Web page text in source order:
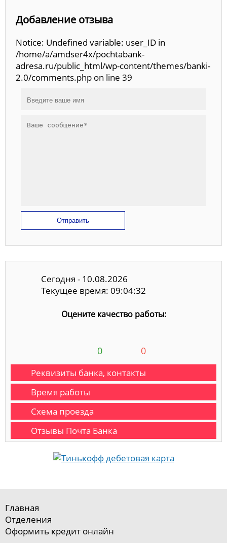
Добавление отзыва
Notice: Undefined variable: user_ID in
/home/a/amdser4x/pochtabank-
adresa.ru/public_html/wp-content/themes/banki-
2.0/comments.php on line 39
Отправить
Сегодня - 10.08.2026
Текущее время: 09:04:33
Оцените качество работы:
0 0
Реквизиты банка, контакты
Время работы
Схема проезда
Отзывы Почта Банка
Главная
Отделения
Оформить кредит онлайн